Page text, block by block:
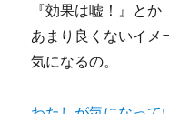
『効果は嘘！』とか
あまり良くないイメ
気になるの。